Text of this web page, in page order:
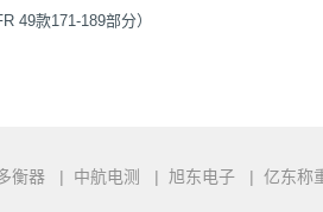
49款171-189部分）
衡器 | 中航电测 | 旭东电子 | 亿东称